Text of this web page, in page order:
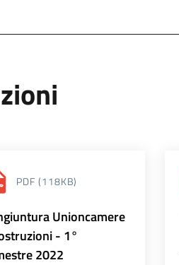
PDF (118KB)
Unioncamere
- 1°
2022